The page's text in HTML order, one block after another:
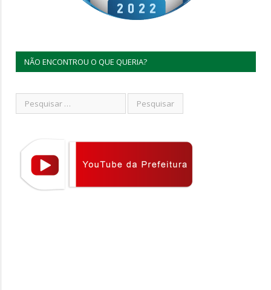
NÃO ENCONTROU O QUE QUERIA?